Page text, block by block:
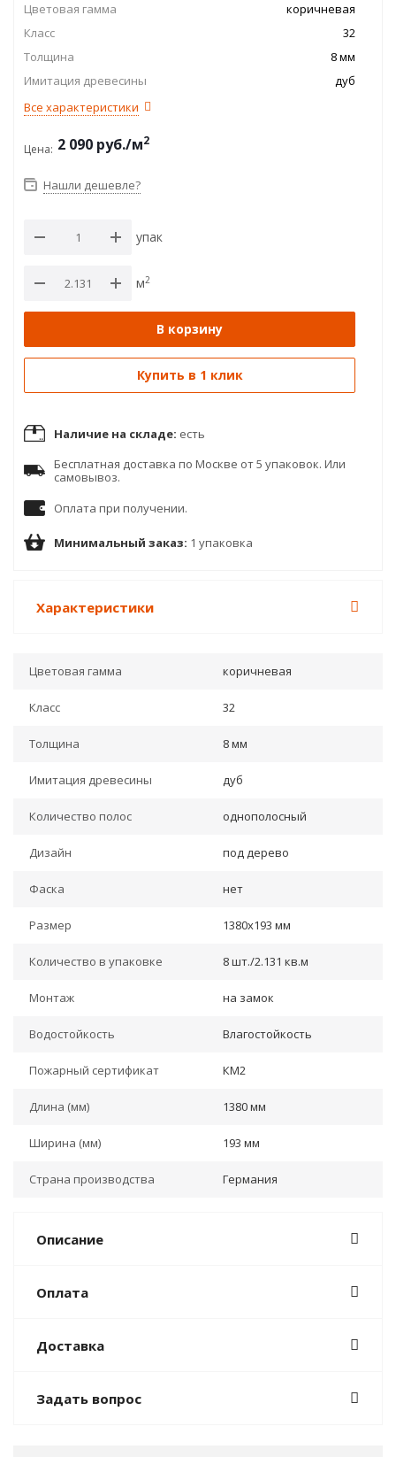
Цветовая гамма
коричневая
Класс
32
Толщина
8 мм
Имитация древесины
дуб
Все характеристики
Цена: 2 090 руб./м2
Нашли дешевле?
упак
м2
В корзину
Купить в 1 клик
Наличие на складе: есть
Бесплатная доставка по Москве от 5 упаковок. Или
самовывоз.
Оплата при получении.
Минимальный заказ: 1 упаковка
Характеристики
Цветовая гамма коричневая
Класс 32
Толщина 8 мм
Имитация древесины дуб
Количество полос однополосный
Дизайн под дерево
Фаска нет
Размер 1380х193 мм
Количество в упаковке 8 шт./2.131 кв.м
Монтаж на замок
Водостойкость Влагостойкость
Пожарный сертификат КМ2
Длина (мм) 1380 мм
Ширина (мм) 193 мм
Страна производства Германия
Описание
Оплата
Доставка
Задать вопрос